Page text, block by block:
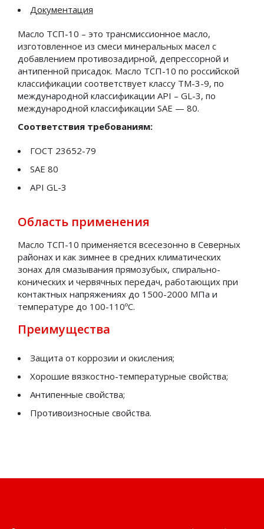
Документация
Масло ТСП-10 – это трансмиссионное масло,
изготовленное из смеси минеральных масел с
добавлением противозадирной, депрессорной и
антипенной присадок. Масло ТСП-10 по российской
классификации соответствует классу ТМ-3-9, по
международной классификации API – GL-3, по
международной классификации SAE — 80.
Соответствия требованиям:
ГОСТ 23652-79
SAE 80
API GL-3
Область применения
Масло ТСП-10 применяется всесезонно в Северных
районах и как зимнее в средних климатических
зонах для смазывания прямозубых, спирально-
конических и червячных передач, работающих при
контактных напряжениях до 1500-2000 МПа и
температуре до 100-110ºС.
Преимущества
Защита от коррозии и окисления;
Хорошие вязкостно-температурные свойства;
Антипенные свойства;
Противоизносные свойства.
Турбинные масла
Смазочные материалы
Высокотемпературные комплексные литиевые
смазки с EP присадками
Комплексные алюминиевые смазки с EP
Консистентные смазки
Литиево-кальциевые смазки с EP присадками
Литиевые смазки с EP присадками и
дисульфидом молибдена
Смазки автомобильные
Смазки железнодорожные
Смазки индустриальные
Смазки канатные
Смазки консервационные (защитные)
Смазки многоцелевые
Смазки низкотемпературные
Технологические смазки